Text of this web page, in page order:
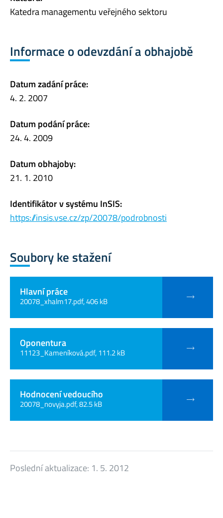
Katedra managementu veřejného sektoru
Informace o odevzdání a obhajobě
Datum zadání práce:
4. 2. 2007
Datum podání práce:
24. 4. 2009
Datum obhajoby:
21. 1. 2010
Identifikátor v systému InSIS:
https://insis.vse.cz/zp/20078/podrobnosti
Soubory ke stažení
Hlavní práce
20078_xhalm17.pdf, 406 kB
Oponentura
11123_Kameníková.pdf, 111.2 kB
Hodnocení vedoucího
20078_novyja.pdf, 82.5 kB
Poslední aktualizace: 1. 5. 2012